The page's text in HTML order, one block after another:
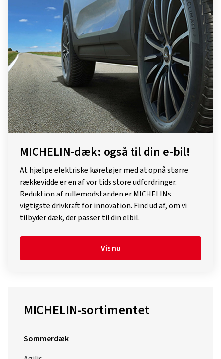
MICHELIN-dæk: også til din e-bil!
At hjælpe elektriske køretøjer med at opnå større
rækkevidde er en af vor tids store udfordringer.
Reduktion af rullemodstanden er MICHELINs
vigtigste drivkraft for innovation. Find ud af, om vi
tilbyder dæk, der passer til din elbil.
Vis nu
MICHELIN-sortimentet
Sommerdæk
Agilis